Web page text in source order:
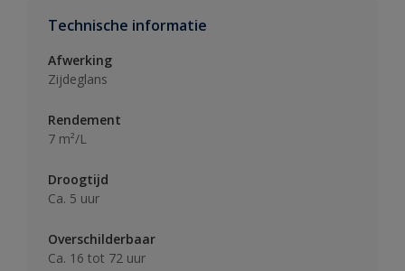
Technische informatie
Afwerking
Zijdeglans
Rendement
7 m²/L
Droogtijd
Ca. 5 uur
Overschilderbaar
Ca. 16 tot 72 uur